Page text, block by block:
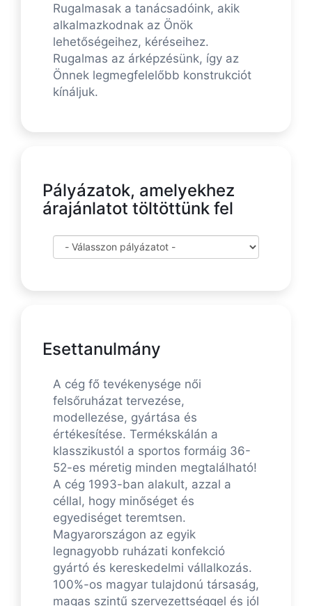
Rugalmasak a tanácsadóink, akik
alkalmazkodnak az Önök
lehetőségeihez, kéréseihez.
Rugalmas az árképzésünk, így az
Önnek legmegfelelőbb konstrukciót
kínáljuk.
Pályázatok, amelyekhez
árajánlatot töltöttünk fel
Esettanulmány
A cég fő tevékenysége női
felsőruházat tervezése,
modellezése, gyártása és
értékesítése. Termékskálán a
klasszikustól a sportos formáig 36-
52-es méretig minden megtalálható!
A cég 1993-ban alakult, azzal a
céllal, hogy minőséget és
egyediséget teremtsen.
Magyarországon az egyik
legnagyobb ruházati konfekció
gyártó és kereskedelmi vállalkozás.
100%-os magyar tulajdonú társaság,
magas szintű szervezettséggel és jól